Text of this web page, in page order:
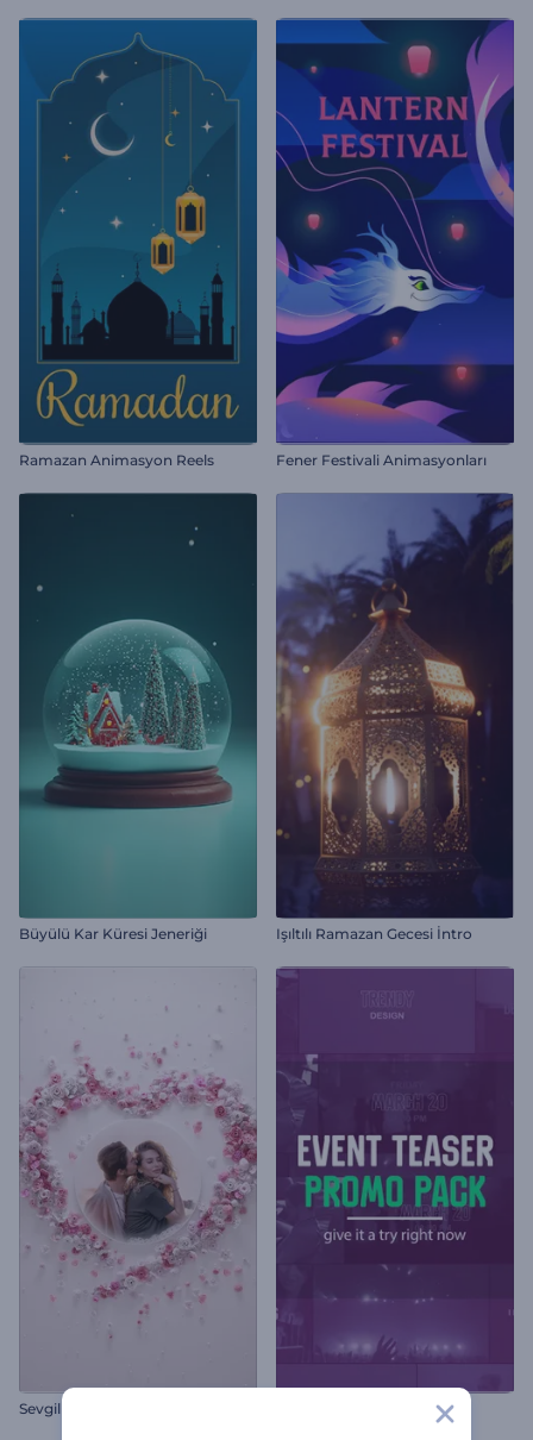
Ramazan Animasyon Reels Fener Festivali Animasyonları
Büyülü Kar Küresi Jeneriği Işıltılı Ramazan Gecesi İntro
Sevgililer Günü Çiçekli Kalp İntro